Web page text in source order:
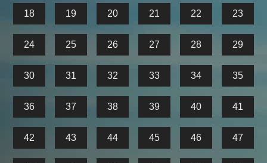
18 19 20 21 22 23
24 25 26 27 28 29
30 31 32 33 34 35
36 37 38 39 40 41
42 43 44 45 46 47